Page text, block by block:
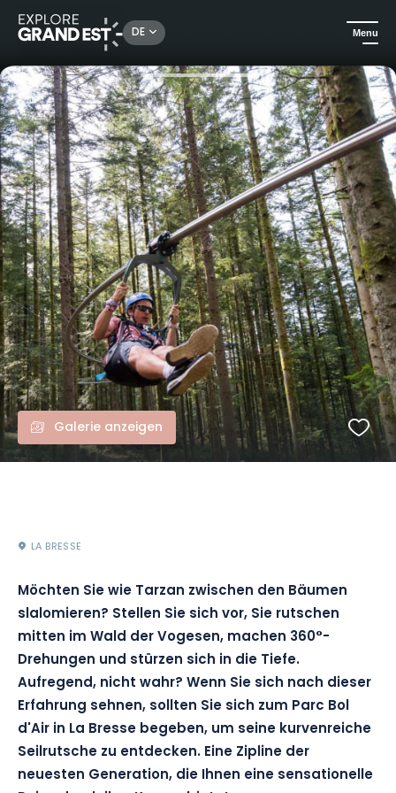
DE Menu
Sehenswertes in der Region Grand Est La Bol d'Air Line- Parc Bol d'Air
Galerie anzeigen
LA BRESSE
Möchten Sie wie Tarzan zwischen den Bäumen
slalomieren? Stellen Sie sich vor, Sie rutschen
mitten im Wald der Vogesen, machen 360°-
Drehungen und stürzen sich in die Tiefe.
Aufregend, nicht wahr? Wenn Sie sich nach dieser
Erfahrung sehnen, sollten Sie sich zum Parc Bol
d'Air in La Bresse begeben, um seine kurvenreiche
Seilrutsche zu entdecken. Eine Zipline der
neuesten Generation, die Ihnen eine sensationelle